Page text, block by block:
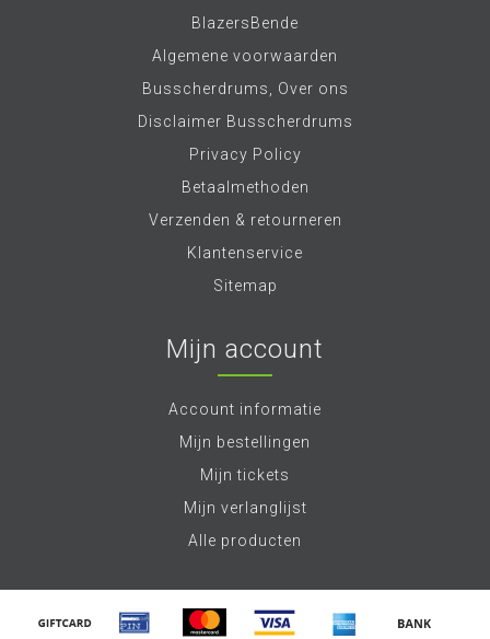
BlazersBende
Algemene voorwaarden
Busscherdrums, Over ons
Disclaimer Busscherdrums
Privacy Policy
Betaalmethoden
Verzenden & retourneren
Klantenservice
Sitemap
Mijn account
Account informatie
Mijn bestellingen
Mijn tickets
Mijn verlanglijst
Alle producten